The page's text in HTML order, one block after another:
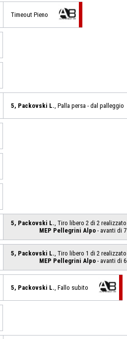
Timeout Pieno
5, Packovski L. , Palla persa - dal palleggio
5, Packovski L. , Tiro libero 2 di 2 realizzato
MEP Pellegrini Alpo - avanti di 7
5, Packovski L. , Tiro libero 1 di 2 realizzato
MEP Pellegrini Alpo - avanti di 6
5, Packovski L. , Fallo subito